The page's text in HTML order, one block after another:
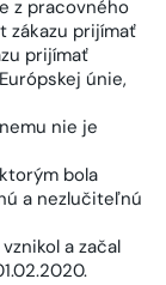
z pracovného
zákazu prijímať
prijímať
únie,
nie je
bola
a nezlučiteľnú
a začal